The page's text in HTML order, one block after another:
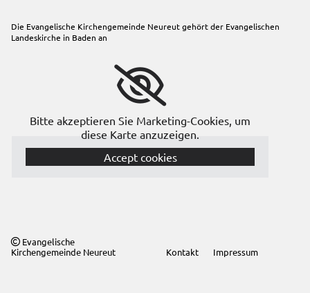
Die Evangelische Kirchengemeinde Neureut gehört der Evangelischen
Landeskirche in Baden an
Bitte akzeptieren Sie Marketing-Cookies, um
diese Karte anzuzeigen.
Accept cookies
 Evangelische
Kirchengemeinde Neureut
Kontakt Impressum